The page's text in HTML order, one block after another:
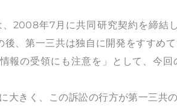
年7月に共同研究契約を締結
後、第一三共は独自に開発をすすめ
報の受領にも注意を」として、今
大きく、この訴訟の行方が第一三共